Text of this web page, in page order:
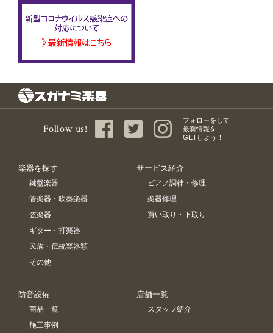
Follow us!
フォローをして
最新情報を
GETしよう！
楽器を探す
鍵盤楽器
管楽器・吹奏楽器
弦楽器
ギター・打楽器
民族・伝統楽器類
その他
サービス紹介
ピアノ調律・修理
楽器修理
買い取り・下取り
防音設備
商品一覧
施工事例
店舗一覧
スタッフ紹介